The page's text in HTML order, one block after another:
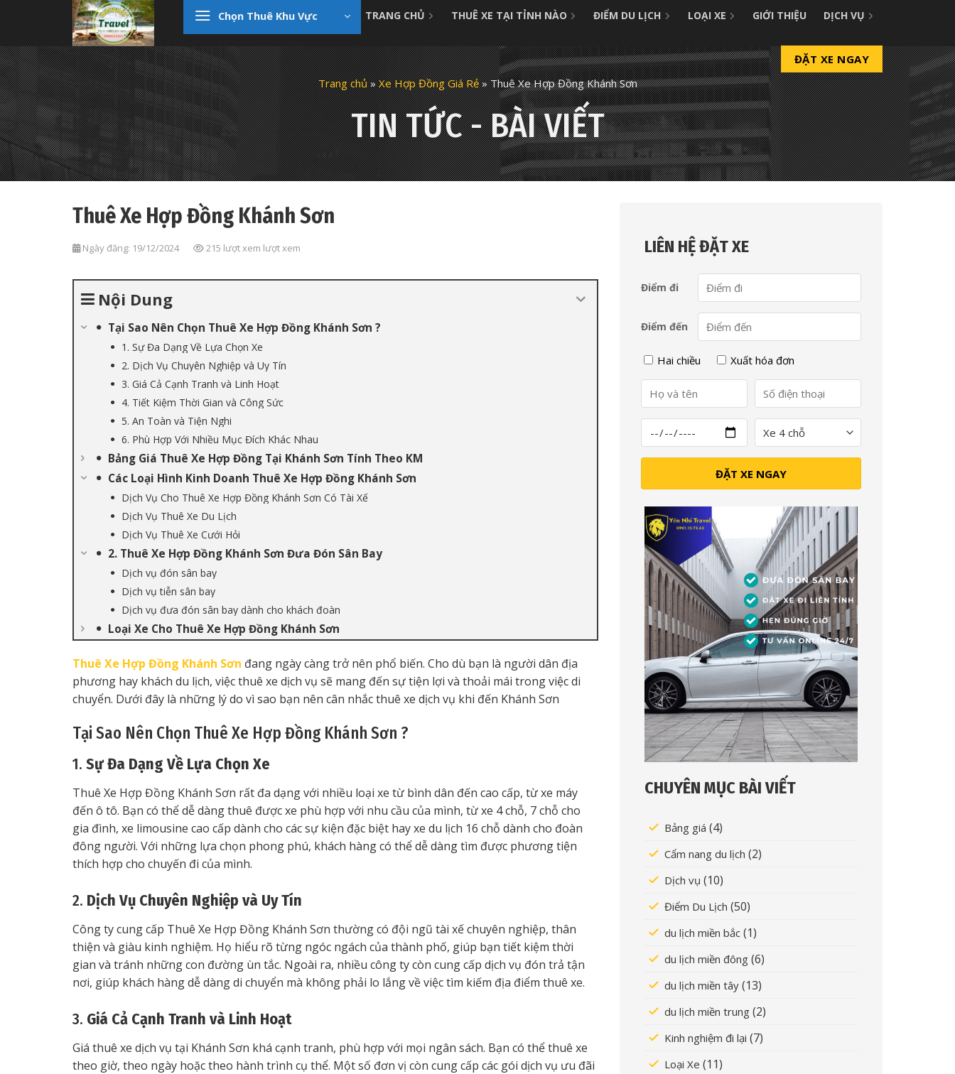
content
Chọn Thuê Khu Vực TRANG CHỦ THUÊ XE TẠI TỈNH NÀO ĐIỂM DU LỊCH LOẠI XE GIỚI THIỆU DỊCH VỤ
ĐẶT XE NGAY
Trang chủ»Xe Hợp Đồng Giá Rẻ»Thuê Xe Hợp Đồng Khánh Sơn
TIN TỨC - BÀI VIẾT
Thuê Xe Hợp Đồng Khánh Sơn
Ngày đăng: 19/12/2024 215 lượt xem lượt xem
Nội Dung
Tại Sao Nên Chọn Thuê Xe Hợp Đồng Khánh Sơn ?
1. Sự Đa Dạng Về Lựa Chọn Xe
2. Dịch Vụ Chuyên Nghiệp và Uy Tín
3. Giá Cả Cạnh Tranh và Linh Hoạt
4. Tiết Kiệm Thời Gian và Công Sức
5. An Toàn và Tiện Nghi
6. Phù Hợp Với Nhiều Mục Đích Khác Nhau
Bảng Giá Thuê Xe Hợp Đồng Tại Khánh Sơn Tính Theo KM
Các Loại Hình Kinh Doanh Thuê Xe Hợp Đồng Khánh Sơn
Dịch Vụ Cho Thuê Xe Hợp Đồng Khánh Sơn Có Tài Xế
Dịch Vụ Thuê Xe Du Lịch
Dịch Vụ Thuê Xe Cưới Hỏi
2. Thuê Xe Hợp Đồng Khánh Sơn Đưa Đón Sân Bay
Dịch vụ đón sân bay
Dịch vụ tiễn sân bay
Dịch vụ đưa đón sân bay dành cho khách đoàn
Loại Xe Cho Thuê Xe Hợp Đồng Khánh Sơn
Thuê Xe Hợp Đồng Khánh Sơn đang ngày càng trở nên phổ biến. Cho dù bạn là người dân địa
phương hay khách du lịch, việc thuê xe dịch vụ sẽ mang đến sự tiện lợi và thoải mái trong việc di
chuyển. Dưới đây là những lý do vì sao bạn nên cân nhắc thuê xe dịch vụ khi đến Khánh Sơn
Tại Sao Nên Chọn Thuê Xe Hợp Đồng Khánh Sơn ?
1. Sự Đa Dạng Về Lựa Chọn Xe
Thuê Xe Hợp Đồng Khánh Sơn rất đa dạng với nhiều loại xe từ bình dân đến cao cấp, từ xe máy
đến ô tô. Bạn có thể dễ dàng thuê được xe phù hợp với nhu cầu của mình, từ xe 4 chỗ, 7 chỗ cho
gia đình, xe limousine cao cấp dành cho các sự kiện đặc biệt hay xe du lịch 16 chỗ dành cho đoàn
đông người. Với những lựa chọn phong phú, khách hàng có thể dễ dàng tìm được phương tiện
thích hợp cho chuyến đi của mình.
2. Dịch Vụ Chuyên Nghiệp và Uy Tín
Công ty cung cấp Thuê Xe Hợp Đồng Khánh Sơn thường có đội ngũ tài xế chuyên nghiệp, thân
thiện và giàu kinh nghiệm. Họ hiểu rõ từng ngóc ngách của thành phố, giúp bạn tiết kiệm thời
gian và tránh những con đường ùn tắc. Ngoài ra, nhiều công ty còn cung cấp dịch vụ đón trả tận
nơi, giúp khách hàng dễ dàng di chuyển mà không phải lo lắng về việc tìm kiếm địa điểm thuê xe.
3. Giá Cả Cạnh Tranh và Linh Hoạt
Giá thuê xe dịch vụ tại Khánh Sơn khá cạnh tranh, phù hợp với mọi ngân sách. Bạn có thể thuê xe
theo giờ, theo ngày hoặc theo hành trình cụ thể. Một số đơn vị còn cung cấp các gói dịch vụ ưu đãi
LIÊN HỆ ĐẶT XE
Điểm đi
Điểm đến
Hai chiều Xuất hóa đơn
CHUYÊN MỤC BÀI VIẾT
Bảng giá (4)
Cẩm nang du lịch (2)
Dịch vụ (10)
Điểm Du Lịch (50)
du lịch miền bắc (1)
du lịch miền đông (6)
du lịch miền tây (13)
du lịch miền trung (2)
Kinh nghiệm đi lại (7)
Loại Xe (11)